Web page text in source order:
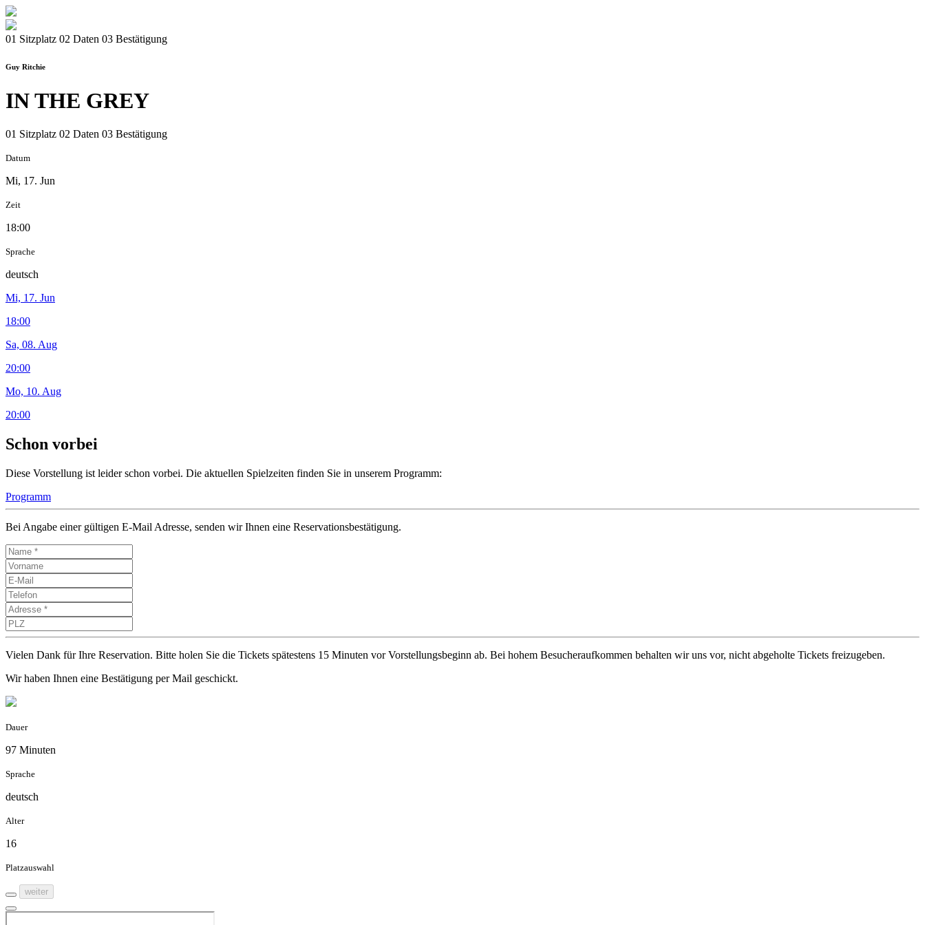
01 Sitzplatz 02 Daten 03 Bestätigung
Guy Ritchie
IN THE GREY
01 Sitzplatz 02 Daten 03 Bestätigung
Datum
Mi, 17. Jun
Zeit
18:00
Sprache
deutsch
Mi, 17. Jun
18:00
Sa, 08. Aug
20:00
Mo, 10. Aug
20:00
Schon vorbei
Diese Vorstellung ist leider schon vorbei. Die aktuellen Spielzeiten finden Sie in unserem Programm:
Programm
Bei Angabe einer gültigen E-Mail Adresse, senden wir Ihnen eine Reservationsbestätigung.
Vielen Dank für Ihre Reservation. Bitte holen Sie die Tickets spätestens 15 Minuten vor Vorstellungsbeginn ab. Bei hohem Besucheraufkommen behalten wir uns vor, nicht abgeholte Tickets freizugeben.
Wir haben Ihnen eine Bestätigung per Mail geschickt.
Dauer
97 Minuten
Sprache
deutsch
Alter
16
Platzauswahl
weiter